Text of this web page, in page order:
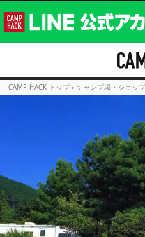
CAMP HACK トップ › キャンプ場・ショッ